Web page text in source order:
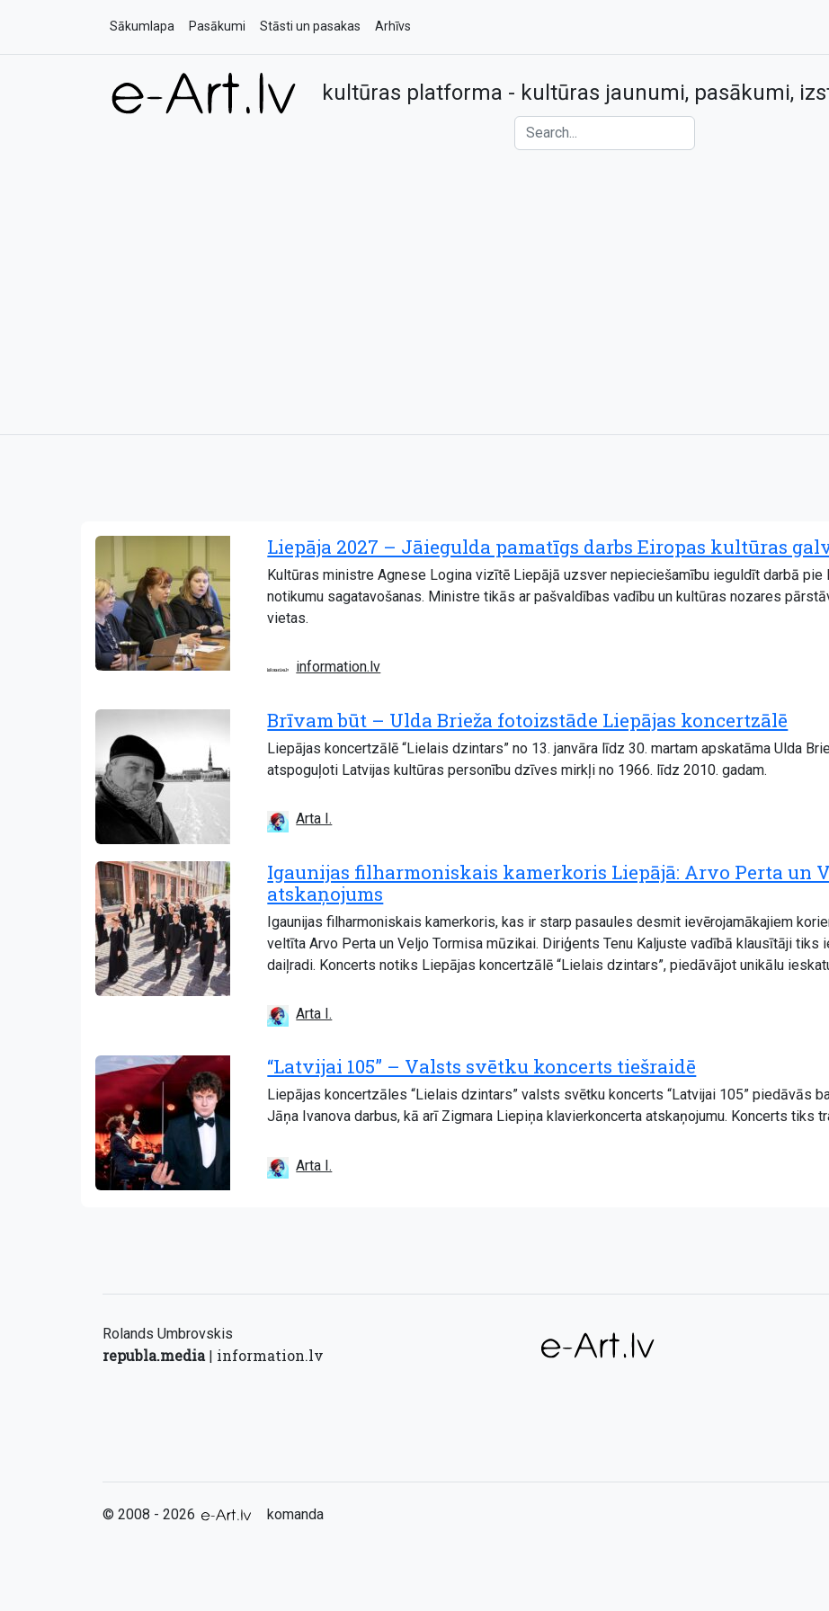
Sākumlapa Pasākumi Stāsti un pasakas Arhīvs
kultūras platforma - kultūras jaunumi, pasākumi,
Liepāja 2027 – Jāiegulda pamatīgs darbs Eiropas kultūras
Kultūras ministre Agnese Logina vizītē Liepājā uzsver nepieciešamību ieguldīt darbā
notikumu sagatavošanas. Ministre tikās ar pašvaldības vadību un kultūras nozares
vietas.
information.lv
Brīvam būt – Ulda Brieža fotoizstāde Liepājas koncertzālē
Liepājas koncertzālē “Lielais dzintars” no 13. janvāra līdz 30. martam apskatāma Ulda
atspoguļoti Latvijas kultūras personību dzīves mirkļi no 1966. līdz 2010. gadam.
Arta I.
Igaunijas filharmoniskais kamerkoris Liepājā: Arvo Perta un
atskaņojums
Igaunijas filharmoniskais kamerkoris, kas ir starp pasaules desmit ievērojamākajiem
veltīta Arvo Perta un Veljo Tormisa mūzikai. Diriģents Tenu Kaljuste vadībā klausītāji
daiļradi. Koncerts notiks Liepājas koncertzālē “Lielais dzintars”, piedāvājot unikālu
Arta I.
“Latvijai 105” – Valsts svētku koncerts tiešraidē
Liepājas koncertzāles “Lielais dzintars” valsts svētku koncerts “Latvijai 105” piedāvās
Jāņa Ivanova darbus, kā arī Zigmara Liepiņa klavierkoncerta atskaņojumu. Koncerts tiks
Arta I.
Rolands Umbrovskis
republa.media| information.lv
© 2008 - 2026 komanda